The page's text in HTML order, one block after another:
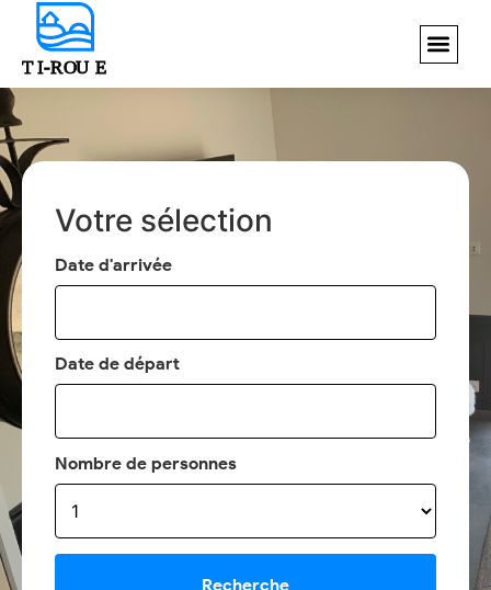
Votre sélection
Date d'arrivée
Date de départ
Nombre de personnes